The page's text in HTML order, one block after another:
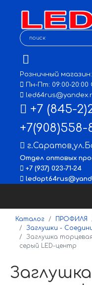
Розничный магазин:
Пн-Пт: 09:00-20:00
+7 (845-
+7(908)558-
г.Саратов,
Отдел оптовых
+7 (937) 023-71-24
Каталог ПРОФИЛЯ
Заглушки -
Заглушка торцевая
серый LED-центр